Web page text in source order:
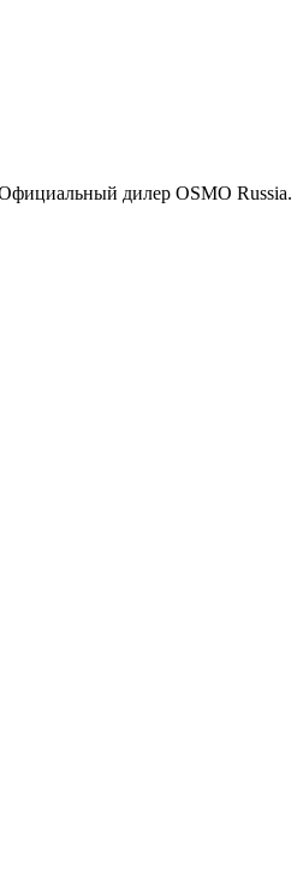
дилер OSMO Russia.